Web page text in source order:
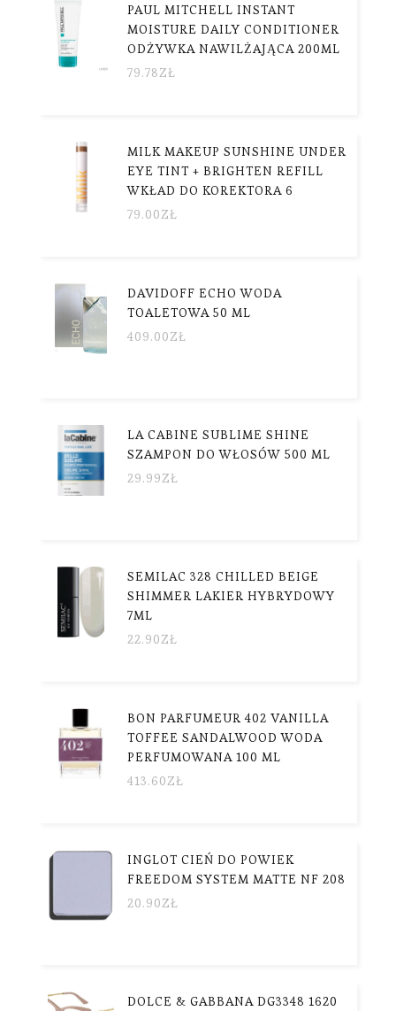
PAUL MITCHELL INSTANT
MOISTURE DAILY CONDITIONER
ODŻYWKA NAWILŻAJĄCA 200ML
79.78ZŁ
MILK MAKEUP SUNSHINE UNDER
EYE TINT + BRIGHTEN REFILL
WKŁAD DO KOREKTORA 6
79.00ZŁ
DAVIDOFF ECHO WODA
TOALETOWA 50 ML
409.00ZŁ
LA CABINE SUBLIME SHINE
SZAMPON DO WŁOSÓW 500 ML
29.99ZŁ
SEMILAC 328 CHILLED BEIGE
SHIMMER LAKIER HYBRYDOWY
7ML
22.90ZŁ
BON PARFUMEUR 402 VANILLA
TOFFEE SANDALWOOD WODA
PERFUMOWANA 100 ML
413.60ZŁ
INGLOT CIEŃ DO POWIEK
FREEDOM SYSTEM MATTE NF 208
20.90ZŁ
DOLCE & GABBANA DG3348 1620